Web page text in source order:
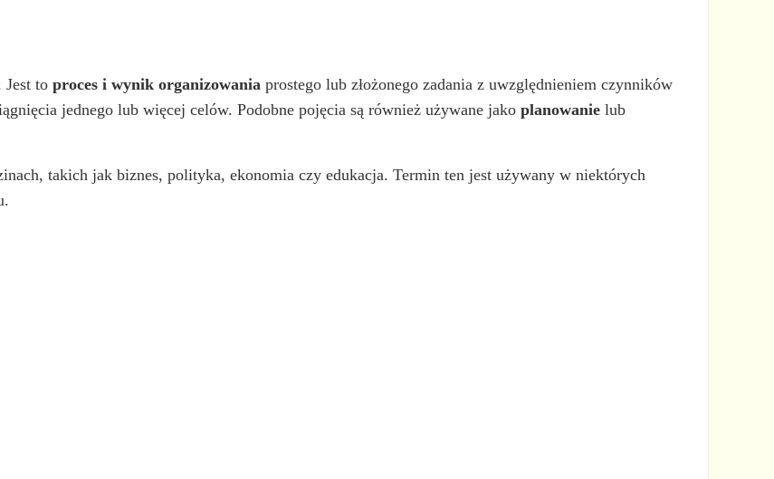
Jest toproces i wynik organizowania prostego lub złożonego zadania z uwzględnieniem czynników
jednego lub więcej celów. Podobne pojęcia są również używane jakoplanowanie lub
takich jak biznes, polityka, ekonomia czy edukacja. Termin ten jest używany w niektórych